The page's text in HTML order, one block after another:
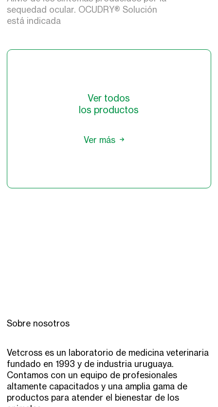
sequedad ocular. OCUDRY® Solución
está indicada
Ver todos
los productos
Ver más
Sobre nosotros
Vetcross es un laboratorio de medicina veterinaria
fundado en 1993 y de industria uruguaya.
Contamos con un equipo de profesionales
altamente capacitados y una amplia gama de
productos para atender el bienestar de los